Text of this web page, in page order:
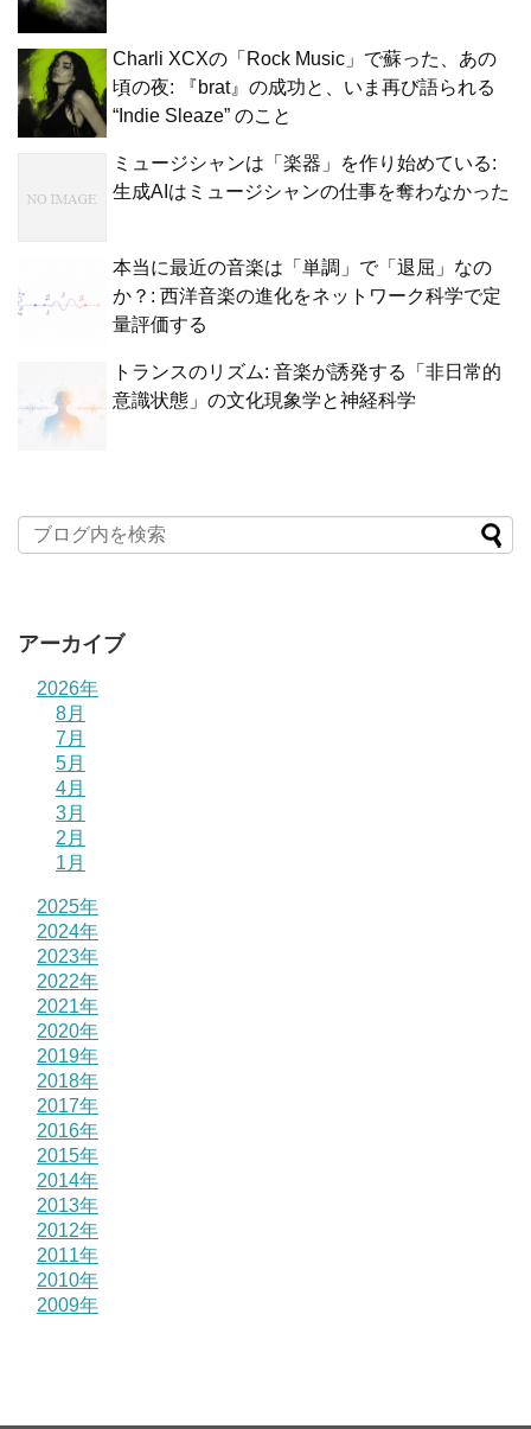
Charli XCXの「Rock Music」で蘇った、あの
頃の夜: 『brat』の成功と、いま再び語られる
“Indie Sleaze” のこと
ミュージシャンは「楽器」を作り始めている:
生成AIはミュージシャンの仕事を奪わなかった
本当に最近の音楽は「単調」で「退屈」なの
か？: 西洋音楽の進化をネットワーク科学で定
量評価する
トランスのリズム: 音楽が誘発する「非日常的
意識状態」の文化現象学と神経科学
アーカイブ
2026年
8月
7月
5月
4月
3月
2月
1月
2025年
2024年
2023年
2022年
2021年
2020年
2019年
2018年
2017年
2016年
2015年
2014年
2013年
2012年
2011年
2010年
2009年